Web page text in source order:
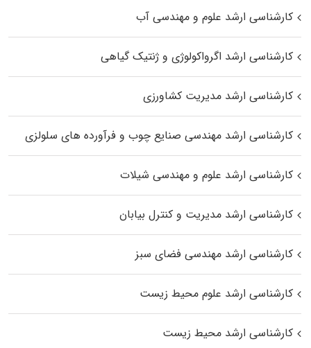
کارشناسی ارشد علوم و مهندسی آب
کارشناسی ارشد اگرواکولوژی و ژنتیک گیاهی
کارشناسی ارشد مدیریت کشاورزی
کارشناسی ارشد مهندسی صنایع چوب و فرآورده‌ های سلولزی
کارشناسی ارشد علوم و مهندسی شیلات
کارشناسی ارشد مدیریت و کنترل بیابان
کارشناسی ارشد مهندسی فضای سبز
کارشناسی ارشد علوم محیط‌ زیست
کارشناسی ارشد محیط زیست